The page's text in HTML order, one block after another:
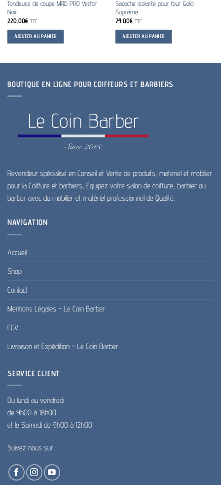
Tondeuse de coupe MRD PRO Vector
Noir
220.00€ TTC
AJOUTER AU PANIER
Sacoche isolante pour four Gold
Supreme
74.00€ TTC
AJOUTER AU PANIER
BOUTIQUE EN LIGNE POUR COIFFEURS ET BARBIERS
Revendeur spécialisé en Conseil et Vente de produits, matériel et mobilier
pour la Coiffure et barbiers, Équipez votre salon de coiffure, barbier ou
barber avec du mobilier et matériel professionnel de Qualité.
NAVIGATION
Accueil
Shop
Contact
Mentions Légales – Le Coin Barber
CGV
Livraison et Expédition – Le Coin Barber
SERVICE CLIENT
Du lundi au vendredi
de 9h00 à 18h00
et le Samedi de 9h00 à 12h00
Suivez nous sur :